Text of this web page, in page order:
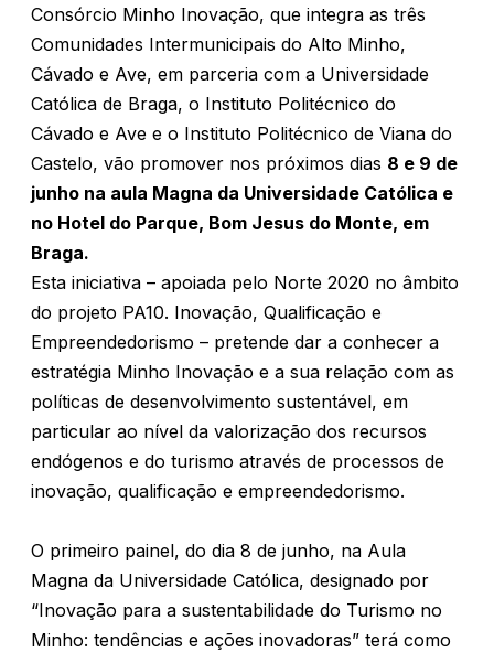
Consórcio Minho Inovação, que integra as três
Comunidades Intermunicipais do Alto Minho,
Cávado e Ave, em parceria com a Universidade
Católica de Braga, o Instituto Politécnico do
Cávado e Ave e o Instituto Politécnico de Viana do
Castelo, vão promover nos próximos dias 8 e 9 de
junho na aula Magna da Universidade Católica e
no Hotel do Parque, Bom Jesus do Monte, em
Braga.
Esta iniciativa – apoiada pelo Norte 2020 no âmbito
do projeto PA10. Inovação, Qualificação e
Empreendedorismo – pretende dar a conhecer a
estratégia Minho Inovação e a sua relação com as
políticas de desenvolvimento sustentável, em
particular ao nível da valorização dos recursos
endógenos e do turismo através de processos de
inovação, qualificação e empreendedorismo.
O primeiro painel, do dia 8 de junho, na Aula
Magna da Universidade Católica, designado por
“Inovação para a sustentabilidade do Turismo no
Minho: tendências e ações inovadoras” terá como